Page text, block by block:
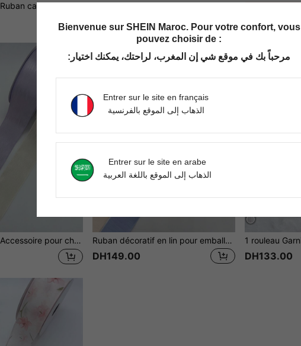
Ruban cadeau en acétate imprimé floral marron 3,8 cm pour fleur de chaussure et accessoire de tête, 10 yards/rouleau Ruban de décoration en lin pour emballage cadeau, chaussure, fleur, chapeau, 3,8 cm de large, 10 mètres/rouleau
DH127.00 DH132.50
Accessoire pour cheveux en ruban ondulé 3,8 cm, ruban cadeau pour fleurs de chaussures, 10 yards/rouleau Ruban décoratif en lin pour emballage cadeau, chaussure, fleur, chapeau, 3,8 cm de large, 10 mètres/rouleau
DH149.00 DH133.00
Bienvenue sur SHEIN Maroc. Pour votre confort, vous
pouvez choisir de :
مرحباً بك في موقع شي إن المغرب، لراحتك، يمكنك اختيار:
Entrer sur le site en français
الذهاب إلى الموقع بالفرنسية
Entrer sur le site en arabe
الذهاب إلى الموقع باللغة العربية